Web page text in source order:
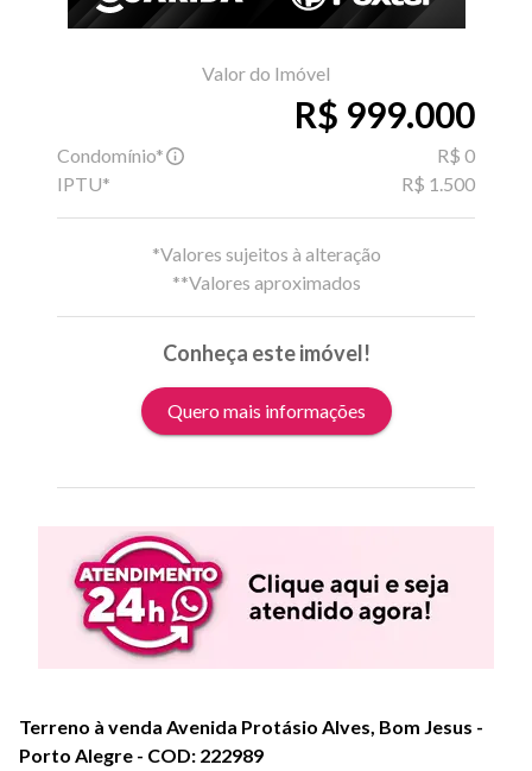
Valor do Imóvel
R$ 999.000
Condomínio*
R$ 0
IPTU*
R$ 1.500
*Valores sujeitos à alteração
**Valores aproximados
Conheça este imóvel!
Quero mais informações
Terreno à venda Avenida Protásio Alves, Bom Jesus -
Porto Alegre - COD: 222989